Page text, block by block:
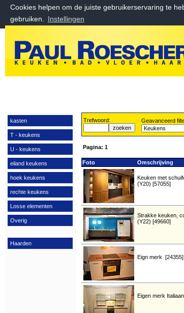
Cookies helpen om de juiste gebruikerservaring te
gebruiken.
Instellingen
donderdag 6 augustus 2026, 02:09 uur
Welkom bij Paul Roescher Outlet
kasten
T - keukens
U - keukens
eiland keukens
hoek keukens
rechte keukens
Losse elementen
Overig
Haarden
Trefwoord: Geavanceerd
Pagina: 1
Foto Omschrijving
Keuken met
(Y20) [57055]
Strakke keuken,
(Y22) [49660]
Eign merk [24355]
Eigen merk